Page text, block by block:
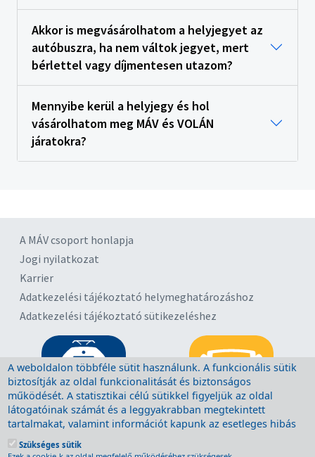
Akkor is megvásárolhatom a helyjegyet az
autóbuszra, ha nem váltok jegyet, mert
bérlettel vagy díjmentesen utazom?
Mennyibe kerül a helyjegy és hol
vásárolhatom meg MÁV és VOLÁN
járatokra?
A MÁV csoport honlapja
Jogi nyilatkozat
Karrier
Adatkezelési tájékoztató helymeghatározáshoz
Adatkezelési tájékoztató sütikezeléshez
A weboldalon többféle sütit használunk. A funkcionális sütik
biztosítják az oldal funkcionalitását és biztonságos
működését. A statisztikai célú sütikkel figyeljük az oldal
látogatóinak számát és a leggyakrabban megtekintett
tartalmakat, valamint információt kapunk az esetleges hibás
működésről. A sütik törlésére a böngésző megfelelő
menüpontjában van lehetőség, további segítség a böngésző
Szükséges sütik